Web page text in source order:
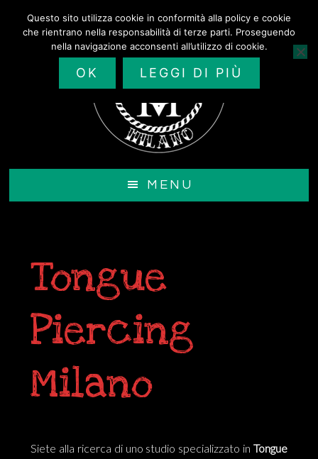
contenuto
MENU
Tongue
Piercing
Milano
Siete alla ricerca di uno studio specializzato in Tongue
Questo sito utilizza cookie in conformità alla policy e cookie
che rientrano nella responsabilità di terze parti. Proseguendo
nella navigazione acconsenti all’utilizzo di cookie.
OK LEGGI DI PIÙ